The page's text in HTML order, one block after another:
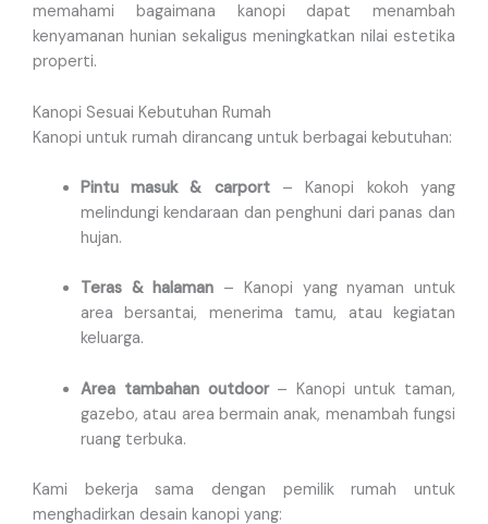
memahami bagaimana kanopi dapat menambah
kenyamanan hunian sekaligus meningkatkan nilai estetika
properti.
Kanopi Sesuai Kebutuhan Rumah
Kanopi untuk rumah dirancang untuk berbagai kebutuhan:
Pintu masuk & carport– Kanopi kokoh yang
melindungi kendaraan dan penghuni dari panas dan
hujan.
Teras & halaman – Kanopi yang nyaman untuk
area bersantai, menerima tamu, atau kegiatan
keluarga.
Area tambahan outdoor– Kanopi untuk taman,
gazebo, atau area bermain anak, menambah fungsi
ruang terbuka.
Kami bekerja sama dengan pemilik rumah untuk
menghadirkan desain kanopi yang: